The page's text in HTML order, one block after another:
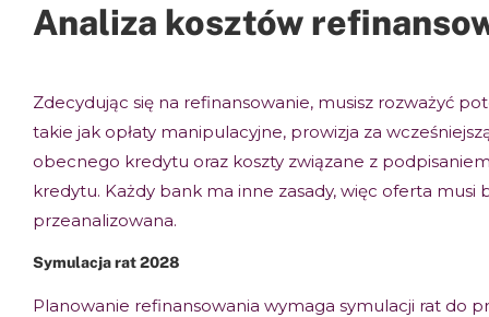
Analiza kosztów
Zdecydując się na refinansowanie, musisz rozważyć
takie jak opłaty manipulacyjne, prowizja za
obecnego kredytu oraz koszty związane z
kredytu. Każdy bank ma inne zasady, więc oferta musi
przeanalizowana.
Symulacja rat 2028
Planowanie refinansowania wymaga symulacji rat do